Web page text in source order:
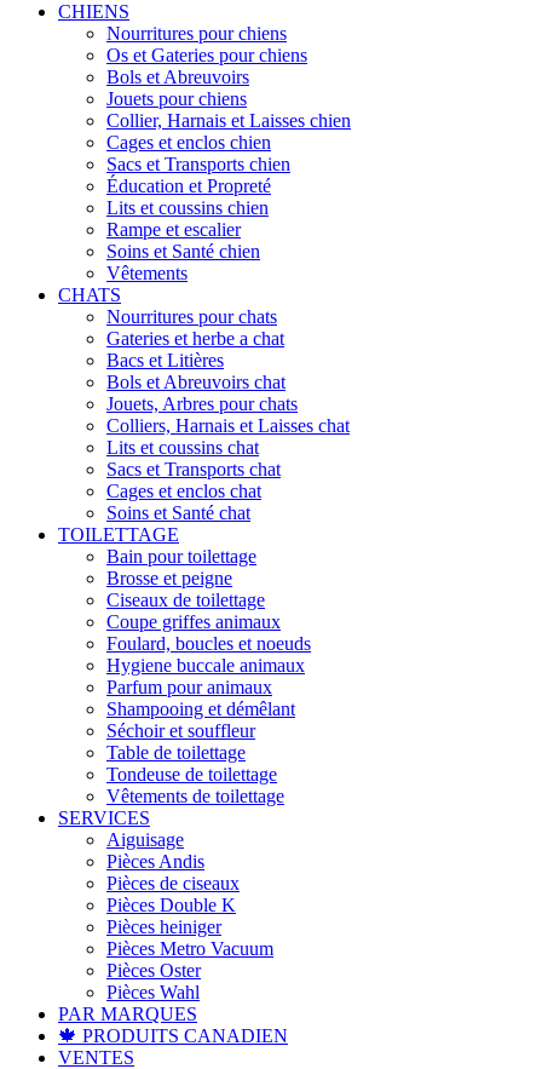
CHIENS
Nourritures pour chiens
Os et Gateries pour chiens
Bols et Abreuvoirs
Jouets pour chiens
Collier, Harnais et Laisses chien
Cages et enclos chien
Sacs et Transports chien
Éducation et Propreté
Lits et coussins chien
Rampe et escalier
Soins et Santé chien
Vêtements
CHATS
Nourritures pour chats
Gateries et herbe a chat
Bacs et Litières
Bols et Abreuvoirs chat
Jouets, Arbres pour chats
Colliers, Harnais et Laisses chat
Lits et coussins chat
Sacs et Transports chat
Cages et enclos chat
Soins et Santé chat
TOILETTAGE
Bain pour toilettage
Brosse et peigne
Ciseaux de toilettage
Coupe griffes animaux
Foulard, boucles et noeuds
Hygiene buccale animaux
Parfum pour animaux
Shampooing et démêlant
Séchoir et souffleur
Table de toilettage
Tondeuse de toilettage
Vêtements de toilettage
SERVICES
Aiguisage
Pièces Andis
Pièces de ciseaux
Pièces Double K
Pièces heiniger
Pièces Metro Vacuum
Pièces Oster
Pièces Wahl
PAR MARQUES
🍁 PRODUITS CANADIEN
VENTES